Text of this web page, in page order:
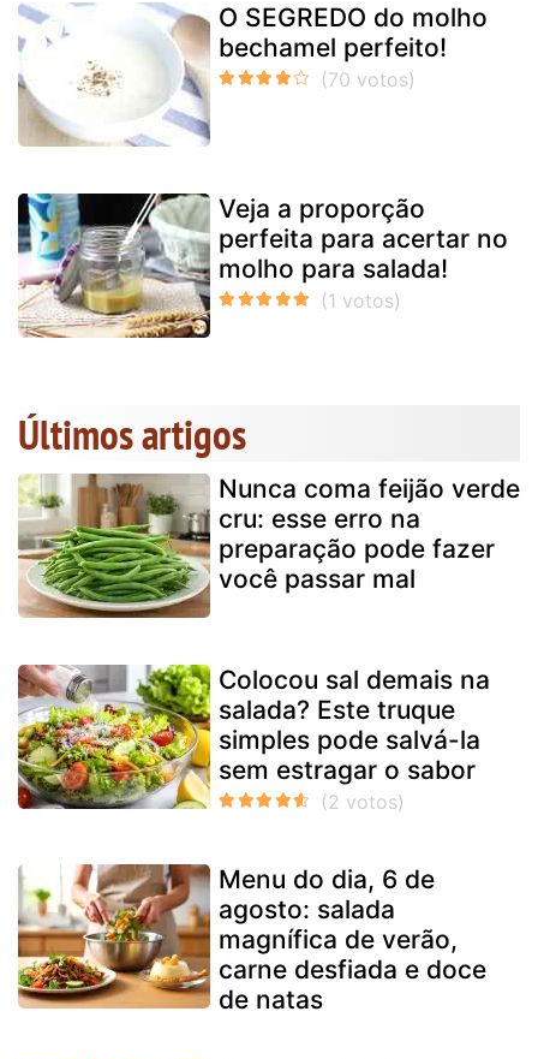
O SEGREDO do molho
bechamel perfeito!
Veja a proporção
perfeita para acertar no
molho para salada!
Últimos artigos
Nunca coma feijão verde
cru: esse erro na
preparação pode fazer
você passar mal
Colocou sal demais na
salada? Este truque
simples pode salvá-la
sem estragar o sabor
Menu do dia, 6 de
agosto: salada
magnífica de verão,
carne desfiada e doce
de natas